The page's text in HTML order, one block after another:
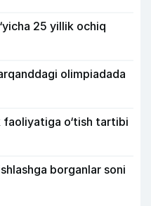
25 yillik ochiq
olimpiadada
faoliyatiga o‘tish tartibi
borganlar soni